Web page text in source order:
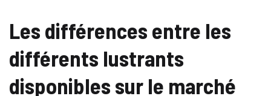
Les différences entre les
différents lustrants
disponibles sur le marché